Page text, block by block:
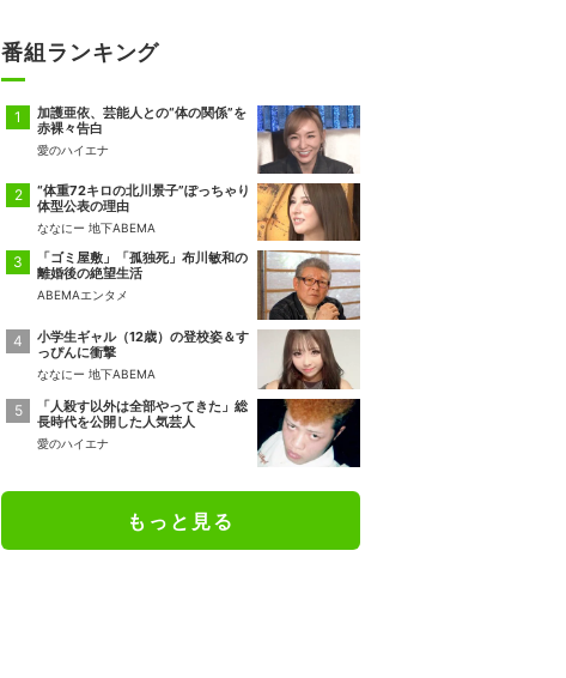
番組ランキング
加護亜依、芸能人との“体の関係”を
赤裸々告白
愛のハイエナ
“体重72キロの北川景子”ぽっちゃり
体型公表の理由
ななにー 地下ABEMA
「ゴミ屋敷」「孤独死」布川敏和の
離婚後の絶望生活
ABEMAエンタメ
小学生ギャル（12歳）の登校姿＆す
っぴんに衝撃
ななにー 地下ABEMA
「人殺す以外は全部やってきた」総
長時代を公開した人気芸人
愛のハイエナ
もっと見る